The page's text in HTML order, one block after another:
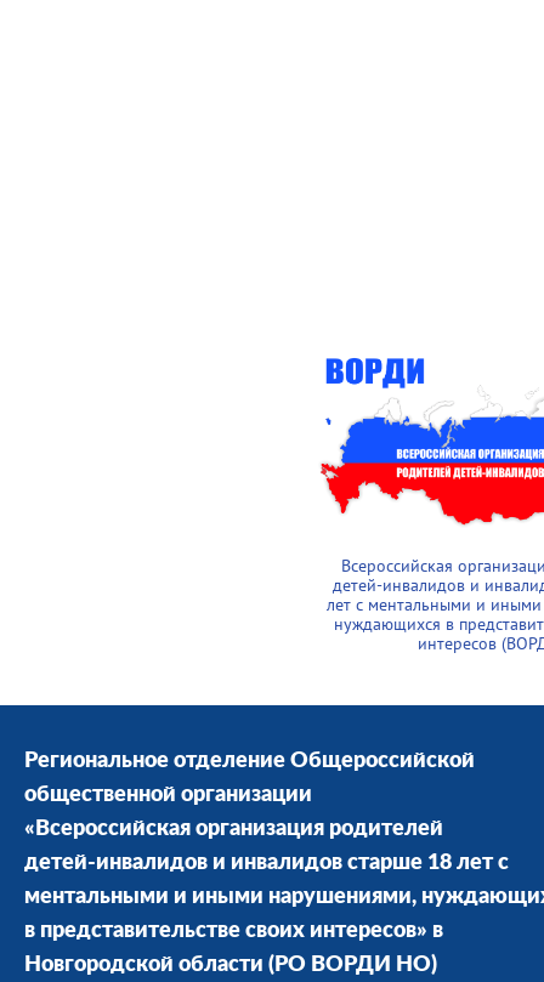
Всероссийская
детей-инвалидов и
лет с ментальными и
нуждающихся в
интересов
Региональное отделение Общероссийской
общественной организации
«Всероссийская организация родителей
детей-инвалидов и инвалидов старше 18 лет с
ментальными и иными нарушениями,
в представительстве своих интересов» в
Новгородской области (РО ВОРДИ НО)